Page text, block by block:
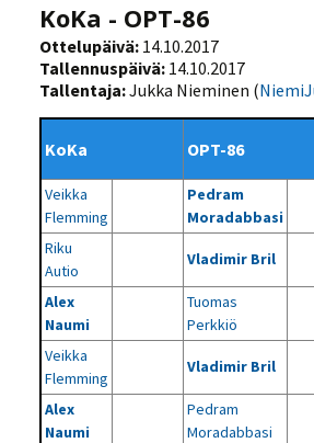
KoKa - OPT-86
Ottelupäivä: 14.10.2017
Tallennuspäivä: 14.10.2017
Tallentaja:Jukka Nieminen (
KoKa OPT-86
Veikka
Flemming
Pedram
Moradabbasi
Riku
Autio
Vladimir Bril
Alex
Naumi
Tuomas
Perkkiö
Veikka
Flemming
Vladimir Bril
Alex
Naumi
Pedram
Moradabbasi